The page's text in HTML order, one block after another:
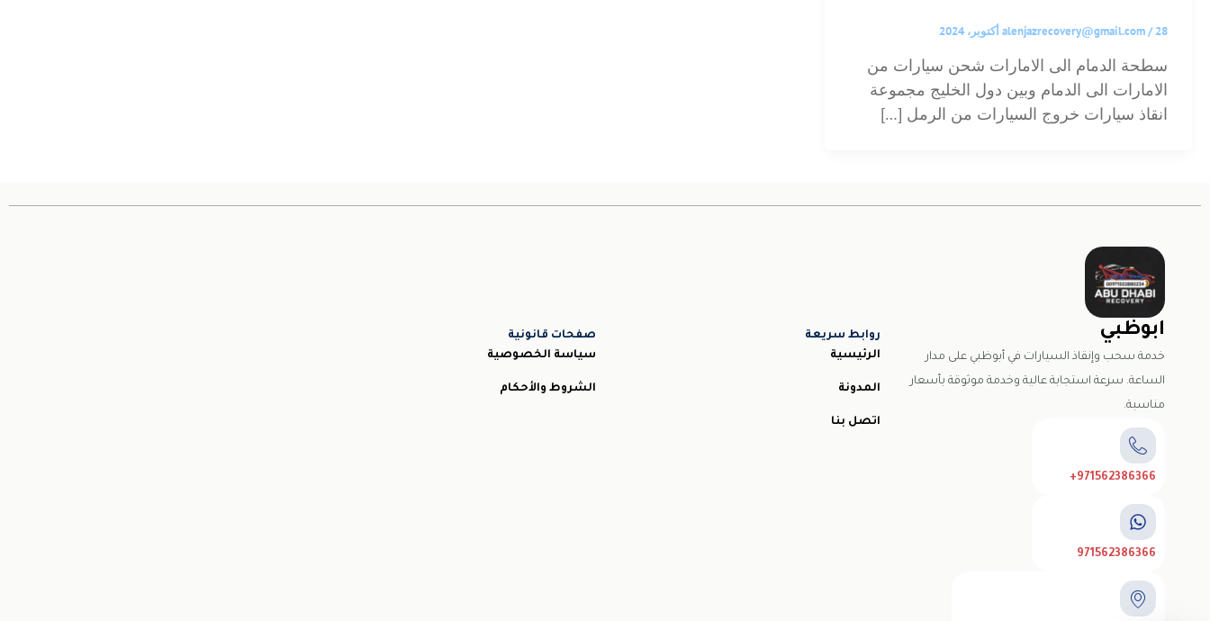
alenjazrecovery@gmail.com/28 أكتوبر، 2024
سطحة الدمام الى الامارات شحن سيارات من
الامارات الى الدمام وبين دول الخليج مجموعة
انقاذ سيارات خروج السيارات من الرمل […]
ابوظبي
خدمة سحب وإنقاذ السيارات في أبوظبي على مدار
الساعة. سرعة استجابة عالية وخدمة موثوقة بأسعار
مناسبة.
971562386366+
971562386366
روابط سريعة
الرئيسية
المدونة
اتصل بنا
صفحات قانونية
سياسة الخصوصية
الشروط والأحكام